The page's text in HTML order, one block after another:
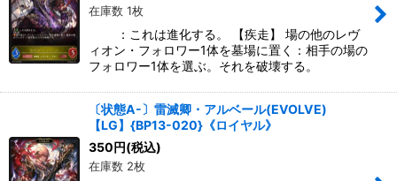
在庫数 1枚
：これは進化する。 【疾走】 場の他のレヴ
ィオン・フォロワー1体を墓場に置く：相手の場の
フォロワー1体を選ぶ。それを破壊する。
〔状態A-〕雷滅卿・アルベール(EVOLVE)
【LG】{BP13-020}《ロイヤル》
350円(税込)
在庫数 2枚